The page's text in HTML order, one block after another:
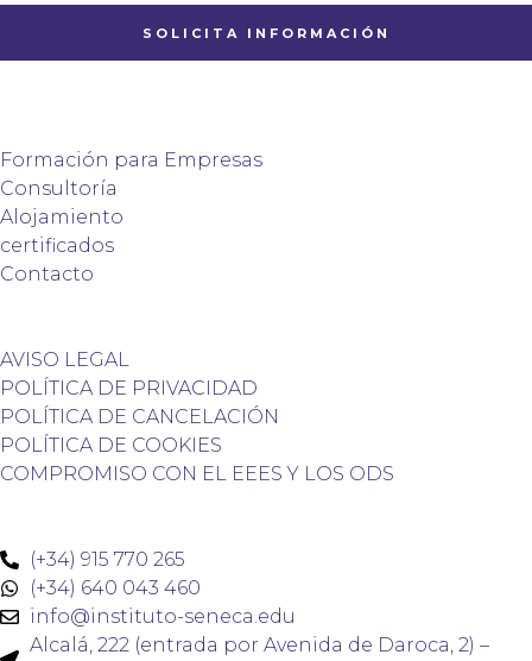
SOLICITA INFORMACIÓN
Formación para Empresas
Consultoría
Alojamiento
certificados
Contacto
AVISO LEGAL
POLÍTICA DE PRIVACIDAD
POLÍTICA DE CANCELACIÓN
POLÍTICA DE COOKIES
COMPROMISO CON EL EEES Y LOS ODS
(+34) 915 770 265
(+34) 640 043 460
info@instituto-seneca.edu
Alcalá, 222 (entrada por Avenida de Daroca, 2) –